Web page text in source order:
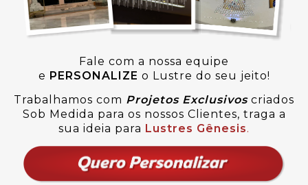
Fale com a nossa equipe
e PERSONALIZE o Lustre do seu jeito!
Trabalhamos com Projetos Exclusivoscriados
Sob Medida para os nossos Clientes, traga a
sua ideia para Lustres Gênesis.